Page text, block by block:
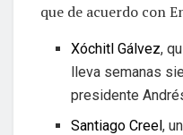
que de acuerdo con
Xóchitl Gálvez,
lleva semanas
presidente
Santiago Creel,